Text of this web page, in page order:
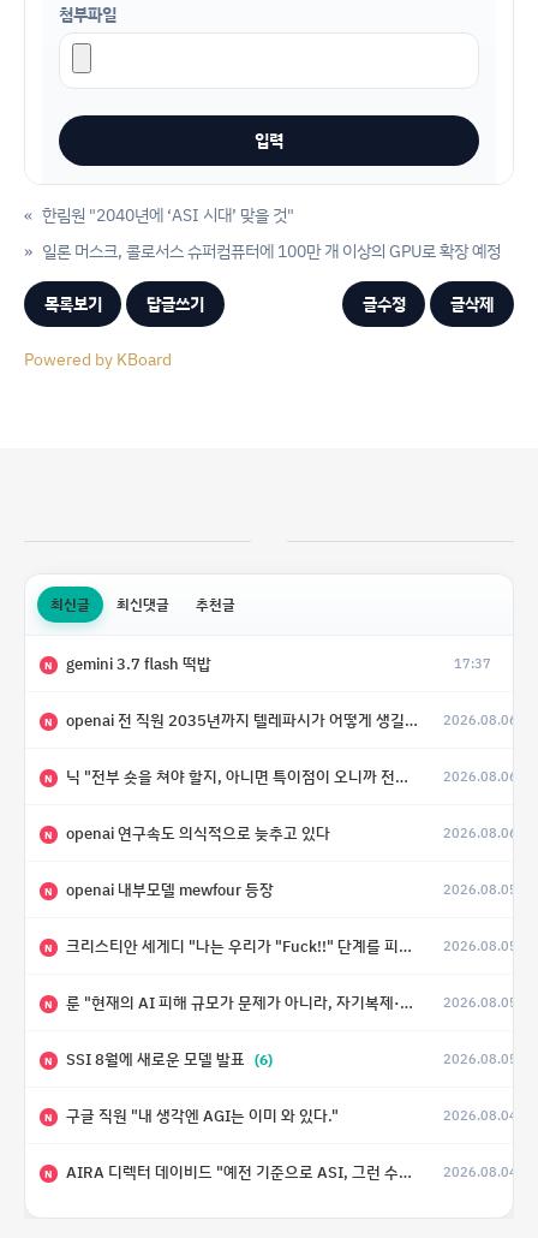
첨부파일
« 한림원 "2040년에 ‘ASI 시대’ 맞을 것"
일론 머스크, 콜로서스 슈퍼컴퓨터에 100만 개 이상의 GPU로 확장 예정
»
목록보기 답글쓰기 글수정 글삭제
Powered by KBoard
최신글 최신댓글 추천글
N gemini 3.7 flash 떡밥 17:37
N openai 전 직원 2035년까지 텔레파시가 어떻게 생길 수 있는지 2026.08.06
N 닉 "전부 숏을 쳐야 할지, 아니면 특이점이 오니까 전부 롱을 쳐야 할지 모르겠다.” 2026.08.06
N openai 연구속도 의식적으로 늦추고 있다 2026.08.06
N openai 내부모델 mewfour 등장 2026.08.05
N 크리스티안 세게디 "나는 우리가 "Fuck!!" 단계를 피할 수 있기를 바랄 뿐" 2026.08.05
N 룬 "현재의 AI 피해 규모가 문제가 아니라, 자기복제·탈출·확산이 가능한 지능형 시스템의 피해에는 이론적으로 상한이 없다는 것이 문제" 2026.08.05
N SSI 8월에 새로운 모델 발표 (6) 2026.08.05
N 구글 직원 "내 생각엔 AGI는 이미 와 있다." 2026.08.04
N AIRA 디렉터 데이비드 "예전 기준으로 ASI, 그런 수준은 바로 다음 분기에 온다" 2026.08.04